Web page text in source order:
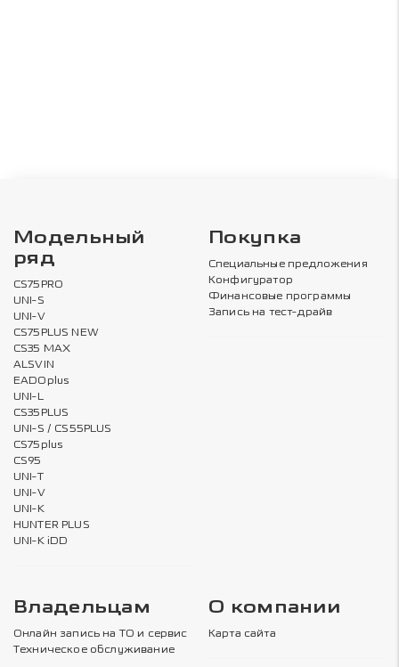
Модельный
ряд
CS75PRO
UNI-S
UNI-V
CS75PLUS NEW
CS35 MAX
ALSVIN
EADOplus
UNI-L
CS35PLUS
UNI-S / CS55PLUS
CS75plus
CS95
UNI-T
UNI-V
UNI-K
HUNTER PLUS
UNI-K iDD
Покупка
Специальные предложения
Конфигуратор
Финансовые программы
Запись на тест-драйв
Владельцам
Онлайн запись на ТО и сервис
Техническое обслуживание
О компании
Карта сайта